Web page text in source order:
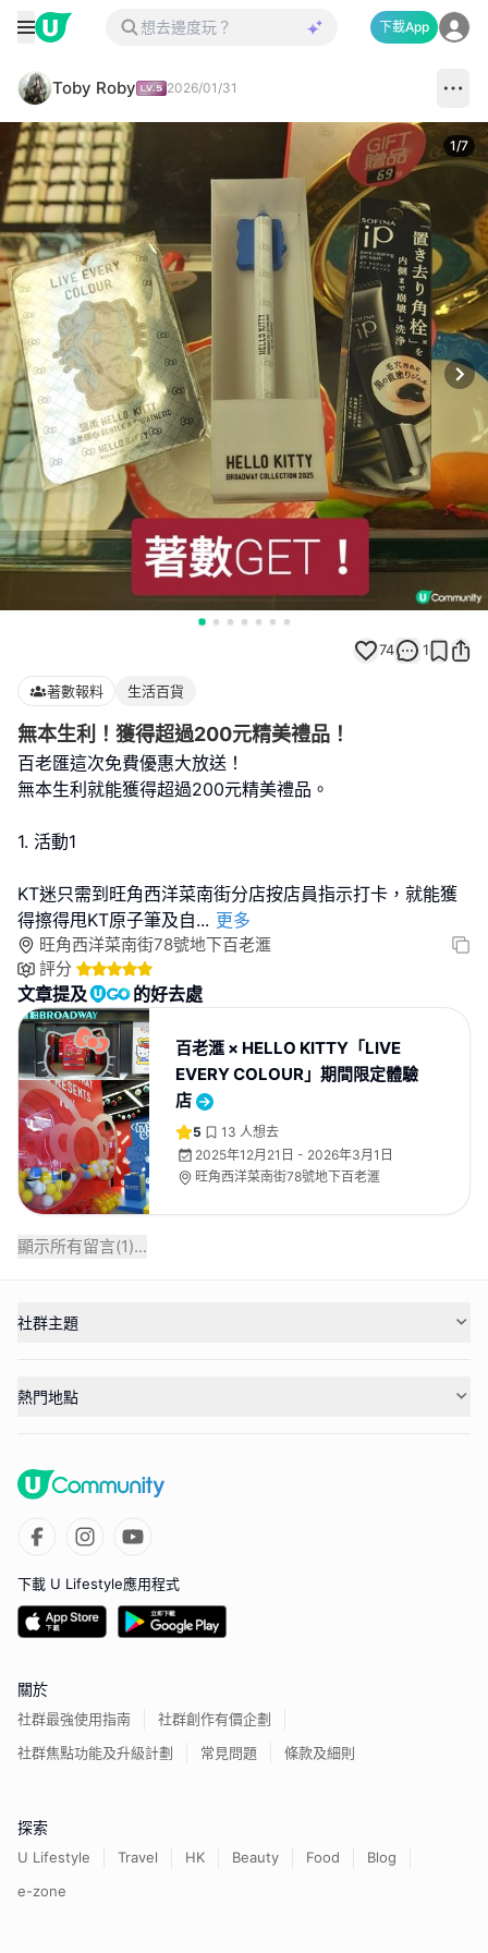
下載App
Toby Roby 2026/01/31
1/7
74 1
著數報料 生活百貨
無本生利！獲得超過200元精美禮品！
百老匯這次免費優惠大放送！
無本生利就能獲得超過200元精美禮品。
1. 活動1
KT迷只需到旺角西洋菜南街分店按店員指示打卡，就能獲
得擦得甩KT原子筆及自... 更多
旺角西洋菜南街78號地下百老滙
評分
文章提及 的好去處
百老滙 × HELLO KITTY「LIVE
EVERY COLOUR」期間限定體驗
店
5 13 人想去
2025年12月21日 - 2026年3月1日
旺角西洋菜南街78號地下百老滙
顯示所有留言(1)...
社群主題
熱門地點
下載 U Lifestyle應用程式
關於
社群最強使用指南
社群創作有價企劃
社群焦點功能及升級計劃
常見問題 條款及細則
探索
U Lifestyle Travel HK Beauty Food
Blog
e-zone